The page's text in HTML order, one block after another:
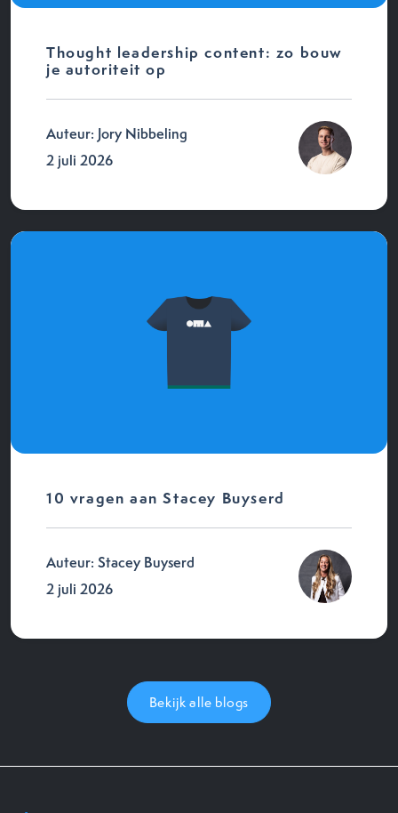
Thought leadership content: zo bouw
je autoriteit op
Auteur: Jory Nibbeling
2 juli 2026
10 vragen aan Stacey Buyserd
Auteur: Stacey Buyserd
2 juli 2026
Bekijk alle blogs